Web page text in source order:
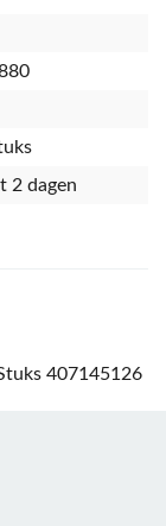
2 dagen
407145126